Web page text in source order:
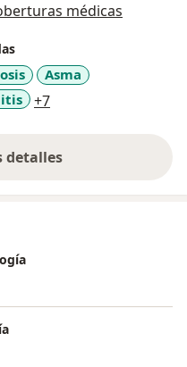
médicas
Asma
+7
detalles
la experiencia